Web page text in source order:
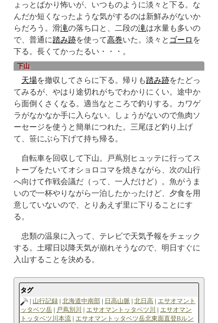
ょっとばかり怖いが、いつものように淡々と下る。な
んだか短くなったような気がするのは新鮮みがないか
らだろう。滑滝の落ち口と、二段の滝は水量も多いの
で、普通に踏み跡を使って高巻いた。淡々と ゴーロ を
下る。長くてかったるい・・・。
下山
天場を撤収してさらに下る。帰りも踏み跡をたどっ
てみるが、やはり途切れがちでわかりにくい。途中か
ら面倒くさくなる。適当なところで釣りする。カワゲ
ラがなかなか手に入らない。しょうがないので魚肉ソ
ーセージを使うと簡単につれた。三尾ほど釣り上げ
て、笹にぶら下げて持ち帰る。
自転車を回収して下山。戸蔦別ヒュッテに行ってス
トーブをたいてオショロコマを焼きながら、次の山行
へ向けて作戦会議だ（って、一人だけど）。魚がうま
いので一杯やりながら一泊したかったけど、夕食を用
意していないので、とりあえず里に下りることにす
る。
忠類の温泉に入って、テレビで天気予報をチェック
する。土曜日以降天気が崩れそうなので、明日すぐに
入山することを決める。
タグ
山行記録 北海道中南部 日高山脈 北日高
エサオマント
ッタベツ岳
戸蔦別川 エサオマントッタベツ川
エサオマン
トッタベツ川本流
エサオマントッタベツ岳北東面直登Bルン